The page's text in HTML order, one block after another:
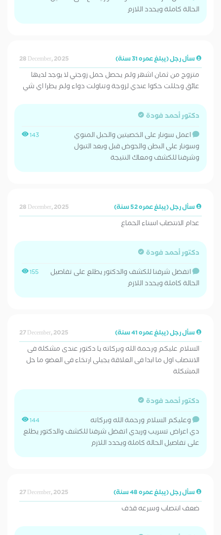
الحالة كاملة ويحدد اللازم
سأل رجل (يبلغ عمره 31 سنة) 28 December, 2025
متزوج من ثمان اشهر ولم يحصل حمل زوجتي لا يوجد لديها
عائق وحللت حكوا عندي لزوجة وتناولت دواء ولم يطرا اي شي
دكتور أحمد فودة
143
اعمل سونار على الخصيتين والحبل المنوي
وسونار على البطن والحوض قبل وبعد التبول
وشرفنا للكشف ومعاك النتيجة
سأل رجل (يبلغ عمره 52 سنة) 28 December, 2025
عدام الانتصاب اسناء الحماع
دكتور أحمد فودة
155
اتفضل شرفنا للكشف والدكتور يطلع على تفاصيل
الحالة كاملة ويحدد اللازم
سأل رجل (يبلغ عمره 41 سنة) 27 December, 2025
السلام عليكم ورحمة الله وبركاته يا دكتور عندى مشكلة فى
الانتصاب اول ما ابدا فى العلاقة يجيلى ارتخاء فى العضو ما حل
المشكلة
دكتور أحمد فودة
144
وعليكم السلام ورحمة الله وبركاته
دي اعراض تسريب وريدي اتفضل شرفنا للكشف والدكتور يطلع
على تفاصيل الحالة كاملة ويحدد اللازم
سأل رجل (يبلغ عمره 48 سنة) 27 December, 2025
ضعف انتصاب وسرعه قذف